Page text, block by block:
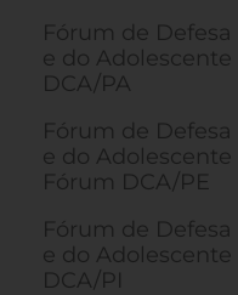
Fórum de
e do Adolescente
DCA/PA
Fórum de
e do Adolescente
Fórum DCA/PE
Fórum de
e do
DCA/PI